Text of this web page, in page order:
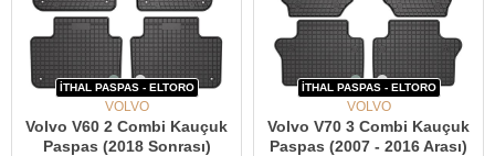
İTHAL PASPAS - ELTORO
VOLVO
Volvo V60 2 Combi Kauçuk
Paspas (2018 Sonrası)
İTHAL PASPAS - ELTORO
VOLVO
Volvo V70 3 Combi Kauçuk
Paspas (2007 - 2016 Arası)